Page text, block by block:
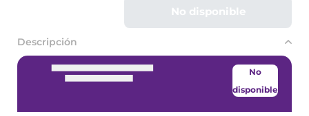
No disponible
Descripción
No
disponible